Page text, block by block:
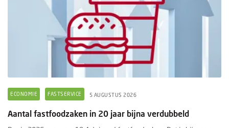
ECONOMIE FASTSERVICE 5 AUGUSTUS 2026
Aantal fastfoodzaken in 20 jaar bijna verdubbeld